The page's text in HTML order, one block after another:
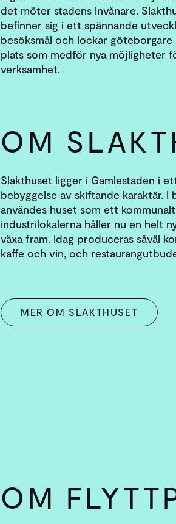
det möter stadens invånare.
befinner sig i ett spännande
besöksmål och lockar
plats som medför nya möjligheter
verksamhet.
OM
Slakthuset ligger i Gamlestaden i
bebyggelse av skiftande karaktär. I
användes huset som ett
industrilokalerna håller nu en helt
växa fram. Idag produceras såväl
kaffe och vin, och
MER OM SLAKTHUSET
OM